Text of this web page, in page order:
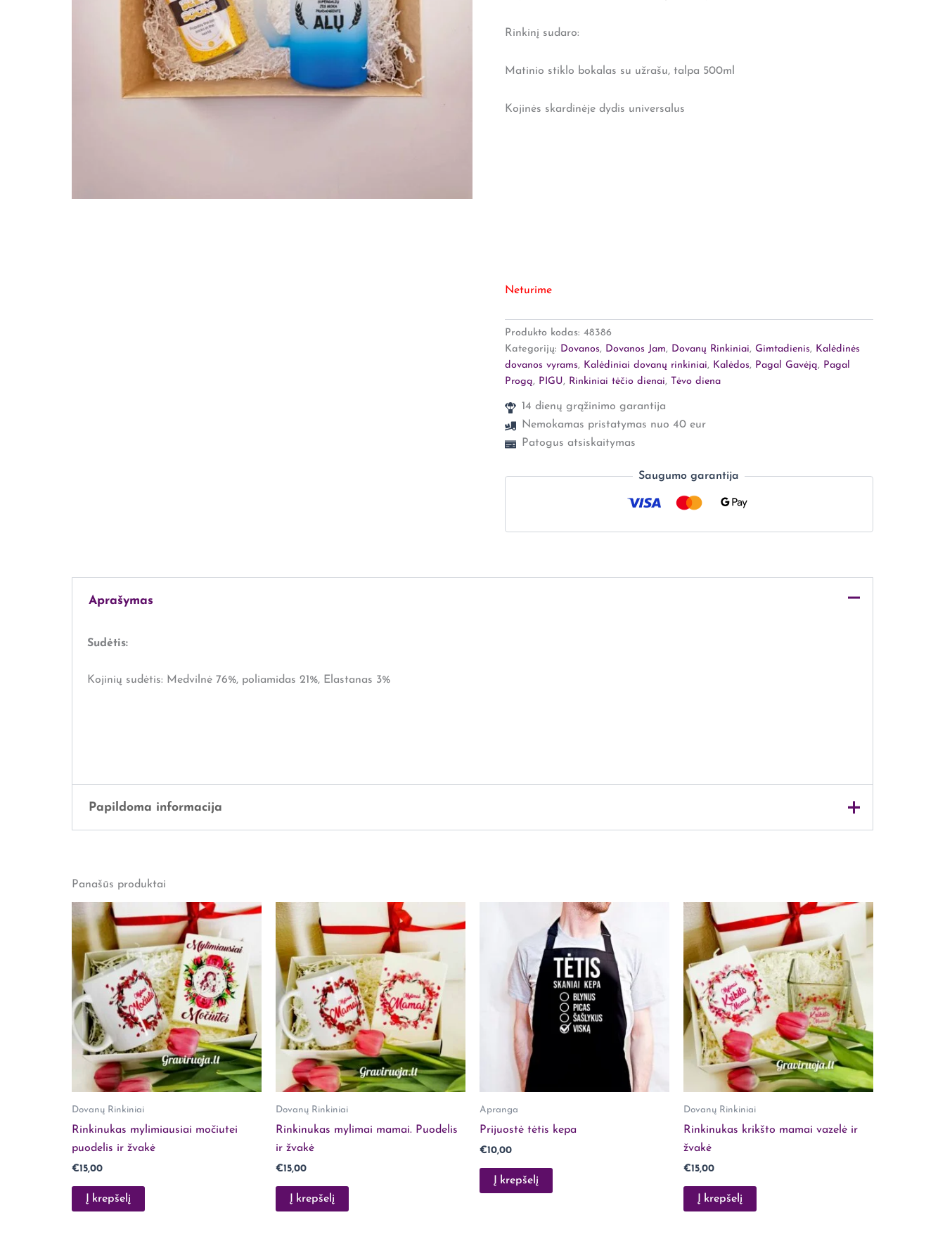
Rinkinį sudaro:
Matinio stiklo bokalas su užrašu, talpa 500ml
Kojinės skardinėje dydis universalus
Neturime
Produkto kodas: 48386
Kategorijų: Dovanos, Dovanos Jam, Dovanų Rinkiniai, Gimtadienis, Kalėdinės
dovanos vyrams, Kalėdiniai dovanų rinkiniai, Kalėdos, Pagal Gavėją, Pagal
Progą, PIGU, Rinkiniai tėčio dienai, Tėvo diena
14 dienų grąžinimo garantija
Nemokamas pristatymas nuo 40 eur
Patogus atsiskaitymas
Saugumo garantija
Aprašymas
Sudėtis:
Kojinių sudėtis: Medvilnė 76%, poliamidas 21%, Elastanas 3%
Papildoma informacija
Išmatavimai
Lytis Jam
Panašūs produktai
Dovanų Rinkiniai
Rinkinukas mylimiausiai močiutei
puodelis ir žvakė
€15,00
Į krepšelį
Dovanų Rinkiniai
Rinkinukas mylimai mamai. Puodelis
ir žvakė
€15,00
Į krepšelį
Apranga
Prijuostė tėtis kepa
€10,00
Į krepšelį
Dovanų Rinkiniai
Rinkinukas krikšto mamai vazelė ir
žvakė
€15,00
Į krepšelį